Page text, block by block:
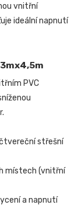
vnitřní
ideální napnutí
PVC
střešní
místech (vnitřní
a napnutí